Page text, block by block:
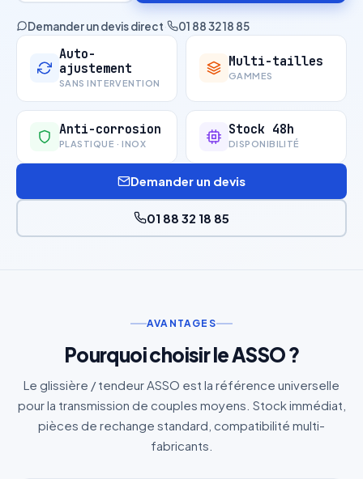
Demander un devis direct· 01 88 32 18 85
Auto-
ajustement
SANS INTERVENTION
Multi-tailles
GAMMES
Anti-corrosion
PLASTIQUE · INOX
Stock 48h
DISPONIBILITÉ
Demander un devis
01 88 32 18 85
AVANTAGES
Pourquoi choisir le ASSO ?
Le glissière / tendeur ASSO est la référence universelle
pour la transmission de couples moyens. Stock immédiat,
pièces de rechange standard, compatibilité multi-
fabricants.